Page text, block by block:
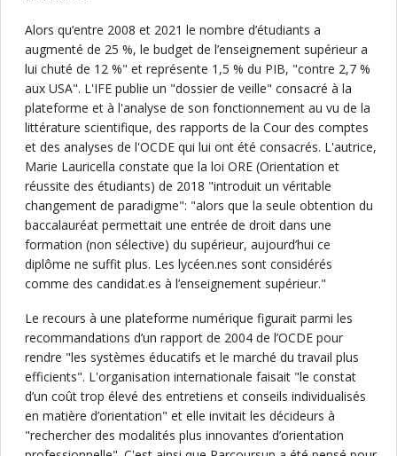
Alors qu’entre 2008 et 2021 le nombre d’étudiants a
augmenté de 25 %, le budget de l’enseignement supérieur a
lui chuté de 12 %" et représente 1,5 % du PIB, "contre 2,7 %
aux USA". L'IFE publie un "dossier de veille" consacré à la
plateforme et à l'analyse de son fonctionnement au vu de la
littérature scientifique, des rapports de la Cour des comptes
et des analyses de l'OCDE qui lui ont été consacrés. L'autrice,
Marie Lauricella constate que la loi ORE (Orientation et
réussite des étudiants) de 2018 "introduit un véritable
changement de paradigme": "alors que la seule obtention du
baccalauréat permettait une entrée de droit dans une
formation (non sélective) du supérieur, aujourd’hui ce
diplôme ne suffit plus. Les lycéen.nes sont considérés
comme des candidat.es à l’enseignement supérieur."
Le recours à une plateforme numérique figurait parmi les
recommandations d’un rapport de 2004 de l’OCDE pour
rendre "les systèmes éducatifs et le marché du travail plus
efficients". L'organisation internationale faisait "le constat
d’un coût trop élevé des entretiens et conseils individualisés
en matière d’orientation" et elle invitait les décideurs à
"rechercher des modalités plus innovantes d’orientation